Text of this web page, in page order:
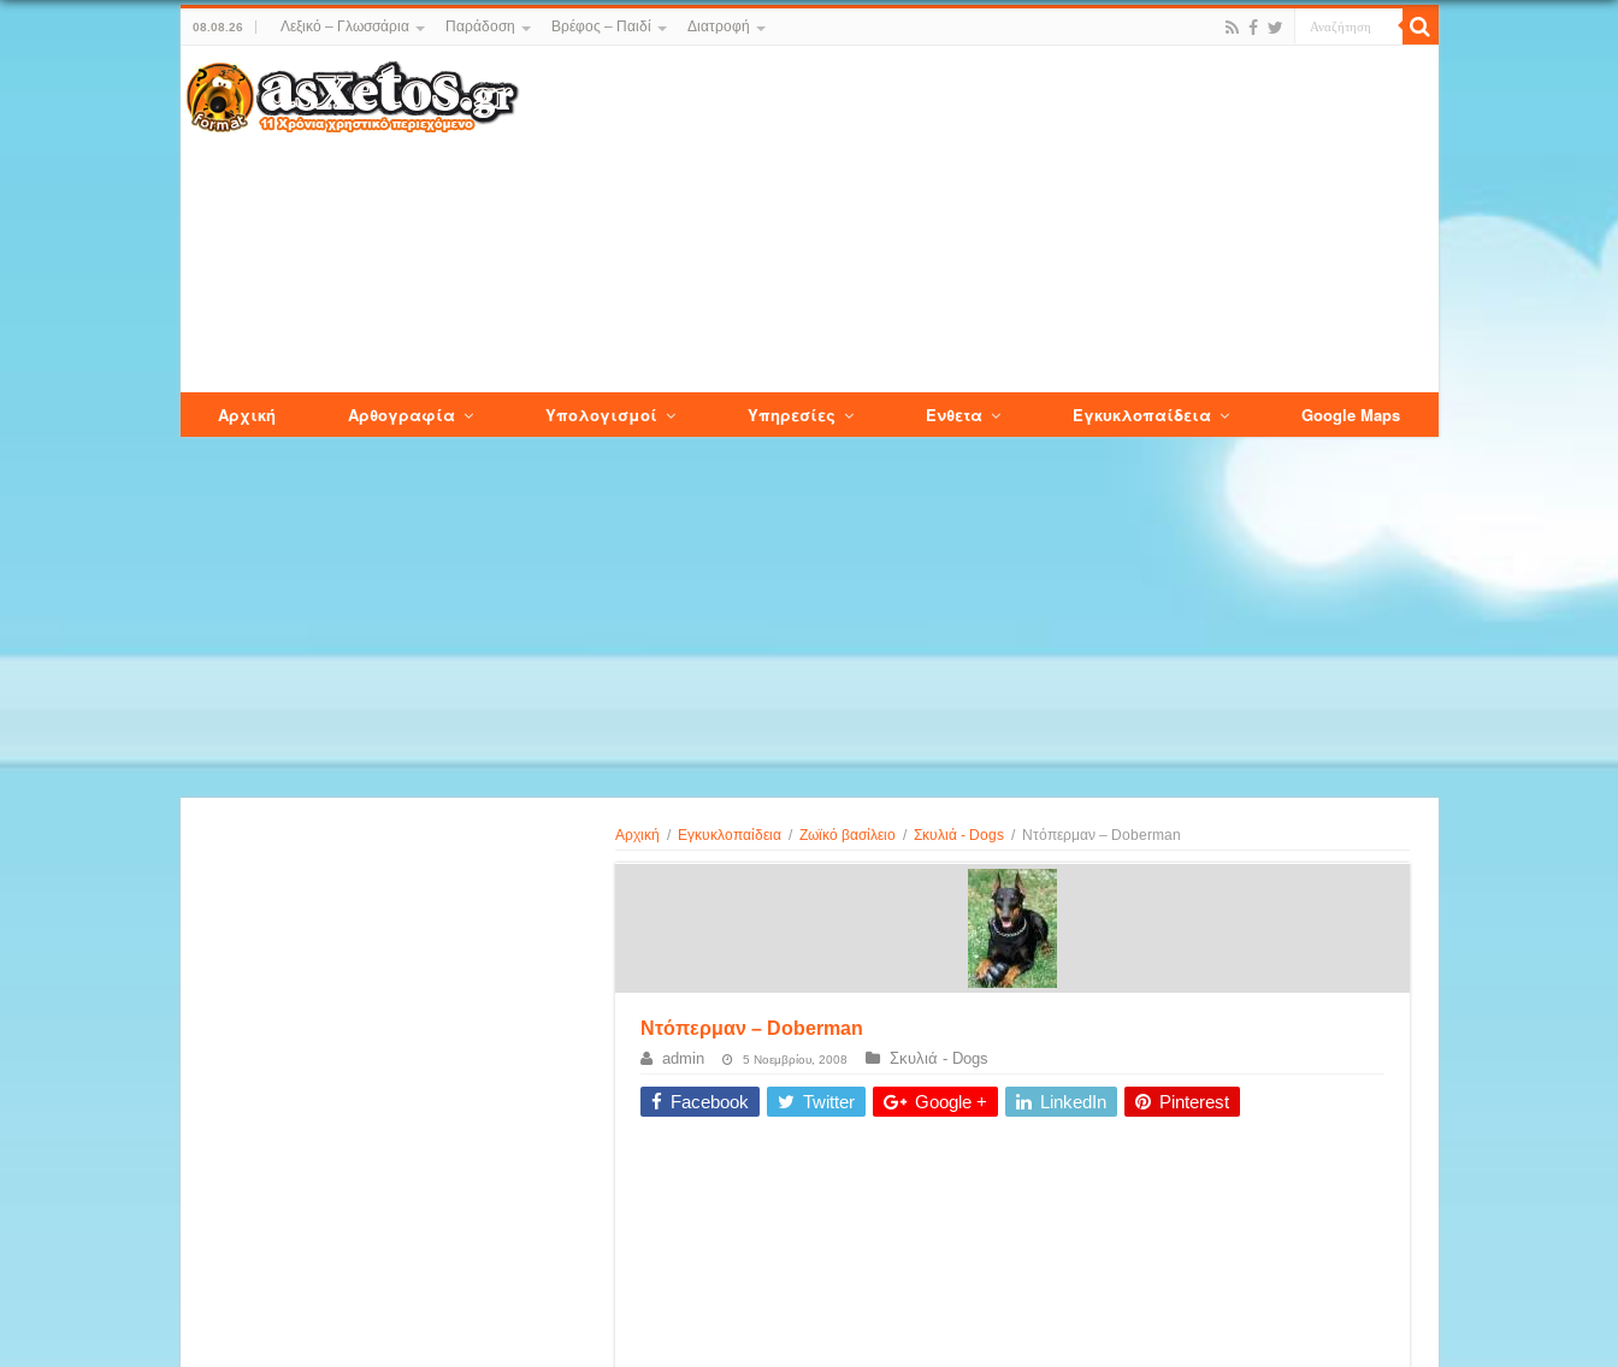
08.08.26 Λεξικό – Γλωσσάρια Παράδοση Βρέφος – Παιδί Διατροφή
Αρχική Αρθογραφία Υπολογισμοί Υπηρεσίες Ενθετα Εγκυκλοπαίδεια Google Maps
Αρχική / Εγκυκλοπαίδεια / Ζωϊκό βασίλειο / Σκυλιά - Dogs / Ντόπερμαν – Doberman
Ντόπερμαν – Doberman
admin 5 Νοεμβρίου, 2008 Σκυλιά - Dogs
Facebook Twitter Google + LinkedIn Pinterest